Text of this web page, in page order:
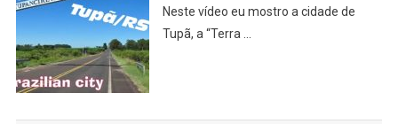
Neste vídeo eu mostro a cidade de
Tupã, a “Terra ...